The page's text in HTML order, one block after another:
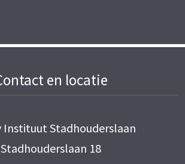
en locatie
Instituut Stadhouderslaan
Stadhouderslaan 18